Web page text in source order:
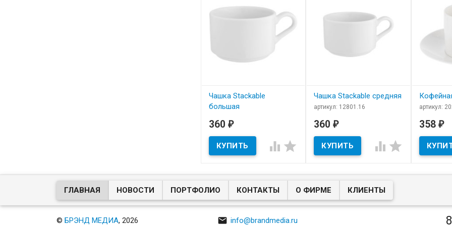
Чашка Stackable
большая
В наличии
Чашка Stackable большая
белая
360 ₽
 
Чашка Stackable средняя
артикул: 12801.16
белая
360₽
 
артикул:
358 ₽
ГЛАВНАЯ НОВОСТИ ПОРТФОЛИО КОНТАКТЫ О ФИРМЕ КЛИЕНТЫ
©БРЭНД МЕДИА, 2026  info@brandmedia.ru